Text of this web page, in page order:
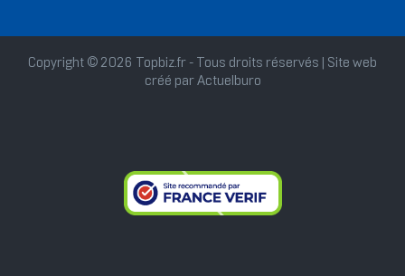
Copyright © 2026 Topbiz.fr - Tous droits réservés | Site web
créé par Actuelburo